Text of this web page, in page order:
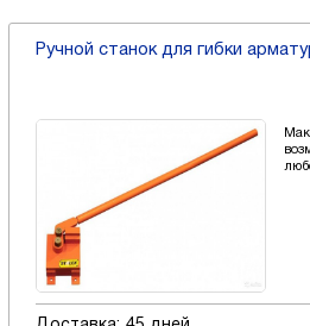
Ручной станок для гибки